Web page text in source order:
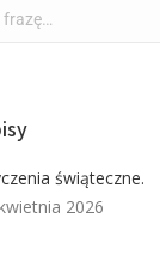
świąteczne.
2026